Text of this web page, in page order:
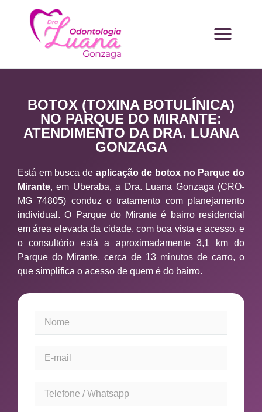
BOTOX (TOXINA BOTULÍNICA)
NO PARQUE DO MIRANTE:
ATENDIMENTO DA DRA. LUANA
GONZAGA
Está em busca de aplicação de botox no Parque do
Mirante, em Uberaba, a Dra. Luana Gonzaga (CRO-
MG 74805) conduz o tratamento com planejamento
individual. O Parque do Mirante é bairro residencial
em área elevada da cidade, com boa vista e acesso, e
o consultório está a aproximadamente 3,1 km do
Parque do Mirante, cerca de 13 minutos de carro, o
que simplifica o acesso de quem é do bairro.